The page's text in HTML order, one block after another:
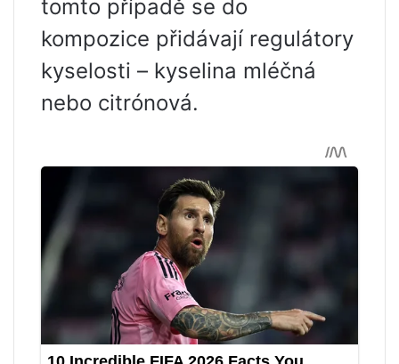
tomto případě se do
kompozice přidávají regulátory
kyselosti – kyselina mléčná
nebo citrónová.